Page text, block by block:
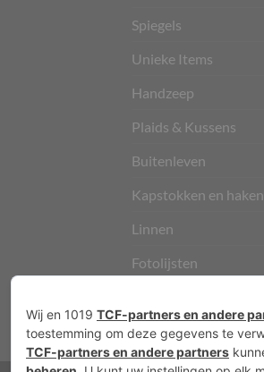
Spiegels
Unieke Items
Handzeep
Plaids & Kussens
Buitenleven
Kapstokken en haken
Linnen
Fotolijsten